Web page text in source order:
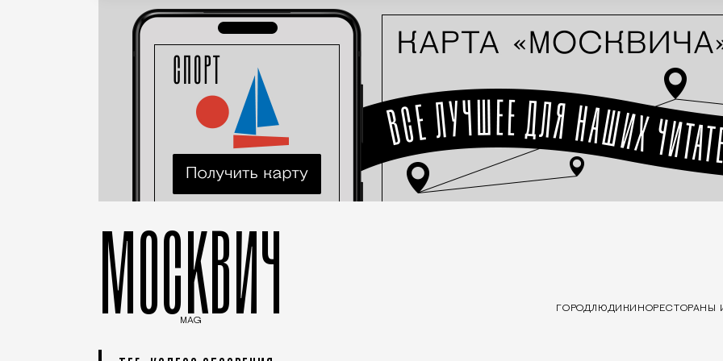
МОСКВИЧ
MAG
ГОРОДЛЮДИ КИНОРЕСТОРАНЫ